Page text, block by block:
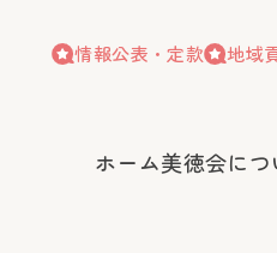
情報公表・定款 地域
ホーム美徳会につ
情報公表・定款 地域貢